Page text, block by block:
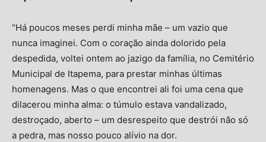
“Há poucos meses perdi minha mãe – um vazio que
nunca imaginei. Com o coração ainda dolorido pela
despedida, voltei ontem ao jazigo da família, no Cemitério
Municipal de Itapema, para prestar minhas últimas
homenagens. Mas o que encontrei ali foi uma cena que
dilacerou minha alma: o túmulo estava vandalizado,
destroçado, aberto – um desrespeito que destrói não só
a pedra, mas nosso pouco alívio na dor.